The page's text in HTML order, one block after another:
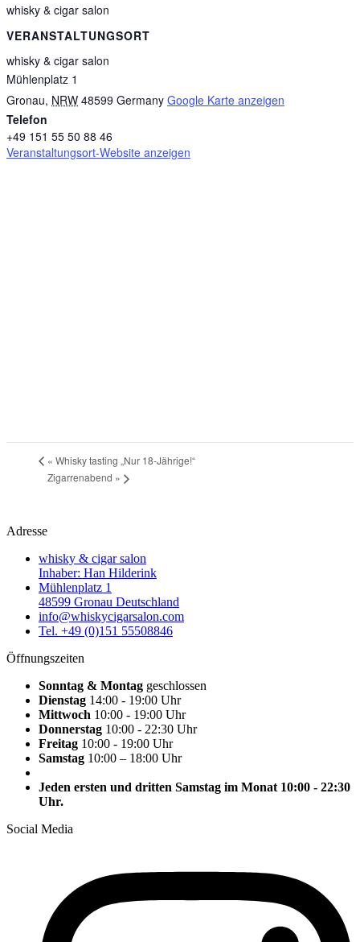
whisky & cigar salon
VERANSTALTUNGSORT
whisky & cigar salon
Mühlenplatz 1
Gronau, NRW 48599 Germany Google Karte anzeigen
Telefon
+49 151 55 50 88 46
Veranstaltungsort-Website anzeigen
« Whisky tasting „Nur 18-Jährige!“
Zigarrenabend »
Adresse
whisky & cigar salon
Inhaber: Han Hilderink
Mühlenplatz 1
48599 Gronau Deutschland
info@whiskycigarsalon.com
Tel. +49 (0)151 55508846
Öffnungszeiten
Sonntag & Montag geschlossen
Dienstag 14:00 - 19:00 Uhr
Mittwoch 10:00 - 19:00 Uhr
Donnerstag 10:00 - 22:30 Uhr
Freitag 10:00 - 19:00 Uhr
Samstag 10:00 – 18:00 Uhr
Jeden ersten und dritten Samstag im Monat 10:00 - 22:30
Uhr.
Social Media